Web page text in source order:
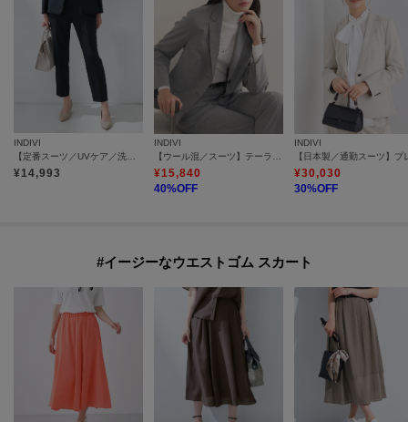
INDIVI
¥14,993
INDIVI
¥15,840
40%OFF
INDIVI
¥30,030
30%OFF
#イージーなウエストゴム スカート